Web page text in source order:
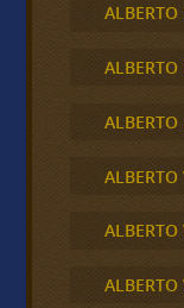
ALBERTO
ALBERTO
ALBERTO
ALBERTO
ALBERTO